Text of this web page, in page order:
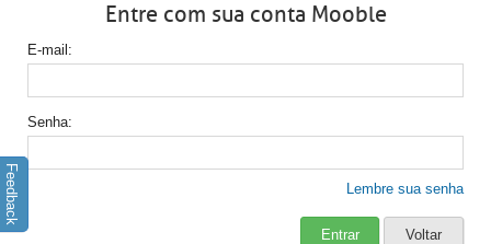
Entre com sua conta Mooble
E-mail
Senha
Lembre sua senha
Entrar Voltar
Feedback